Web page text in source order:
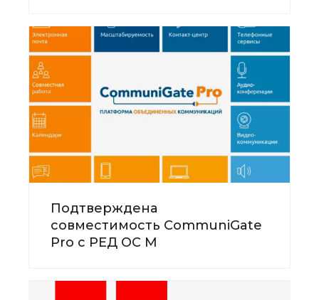
Подтверждена
совместимость CommuniGate
Pro с РЕД ОС М